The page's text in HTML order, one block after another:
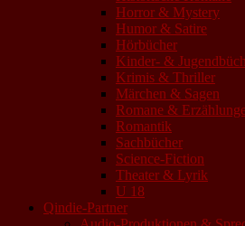
Horror & Mystery
Humor & Satire
Hörbücher
Kinder- &
Krimis & Thriller
Märchen & Sagen
Romane &
Romantik
Sachbücher
Science-Fiction
Theater & Lyrik
U 18
Qindie-Partner